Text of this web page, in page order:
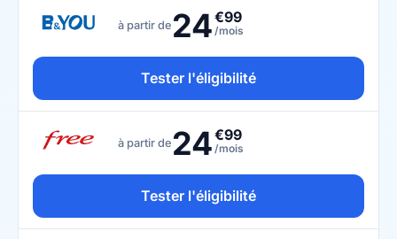
à partir de 24€99
/mois
Tester l'éligibilité
à partir de 24€99
/mois
Tester l'éligibilité